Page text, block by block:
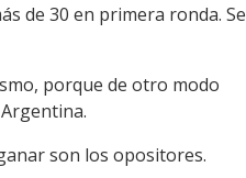
de 30 en primera ronda. Se
porque de otro modo
son los opositores.